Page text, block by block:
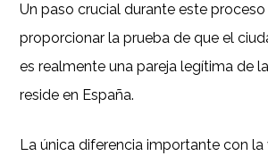
Un paso crucial durante este
proporcionar la prueba de que el
es realmente una pareja legítima de
reside en España.
La única diferencia importante con